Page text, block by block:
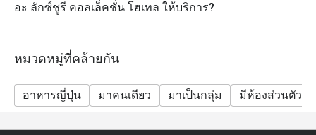
อะ ลักซ์ชูรี คอลเล็คชั่น โฮเทล ให้บริการ?
หมวดหมู่ที่คล้ายกัน
อาหารญี่ปุ่น มาคนเดียว มาเป็นกลุ่ม มีห้องส่วนตัว